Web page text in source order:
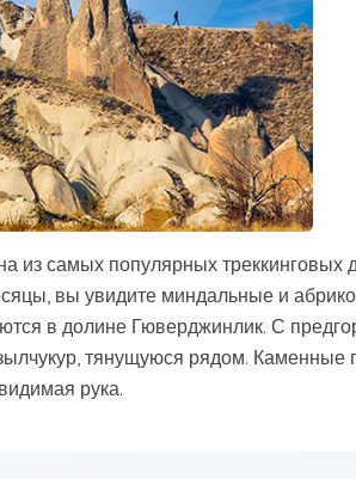
из самых популярных треккинговых
вы увидите миндальные и
в долине Гювер­джинлик. С
тянущуюся рядом. Каменные
рука.